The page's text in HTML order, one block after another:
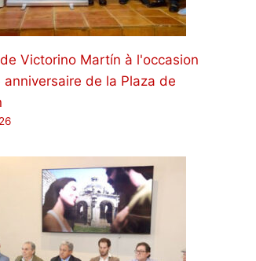
Victorino Martín à l'occasion
anniversaire de la Plaza de